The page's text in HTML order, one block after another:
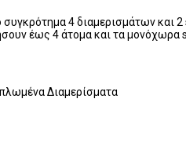
4 διαμερισμάτων και
έως 4 άτομα και τα
Διαμερίσματα